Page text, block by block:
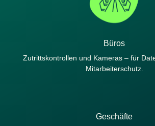
Büros
Zutrittskontrollen und Kameras – für
Mitarbeiterschutz.
Geschäfte